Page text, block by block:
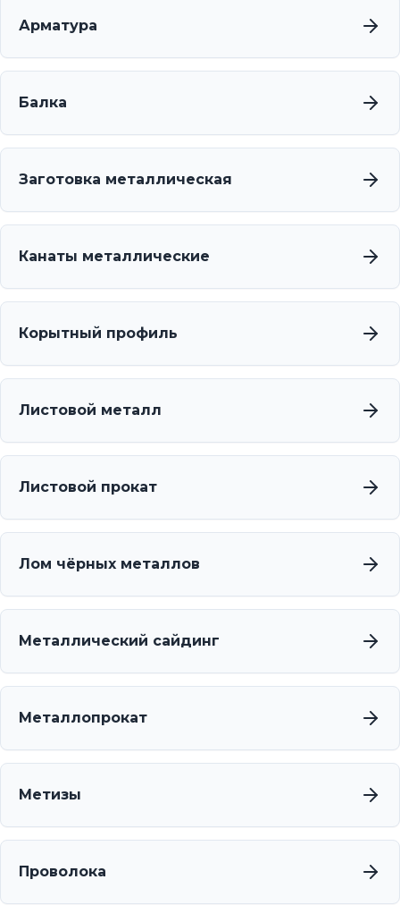
Арматура
Балка
Заготовка металлическая
Канаты металлические
Корытный профиль
Листовой металл
Листовой прокат
Лом чёрных металлов
Металлический сайдинг
Металлопрокат
Метизы
Проволока